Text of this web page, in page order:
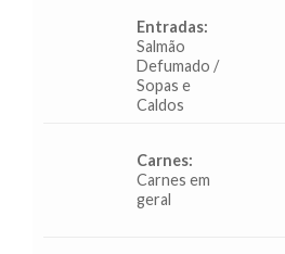
Entradas:
Salmão
Defumado /
Sopas e
Caldos
Carnes:
Carnes em
geral